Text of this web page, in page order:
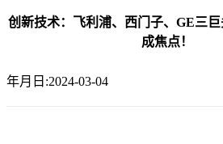
创新技术：飞利浦、西门子、GE三
成焦点！
年月日:2024-03-04